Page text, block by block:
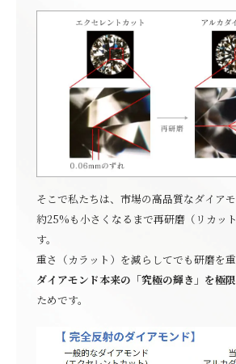
そこで私たちは、市場の高品質なダイア
約25%も小さくなるまで再研磨（リカッ
す。
重さ（カラット）を減らしてでも研磨を重
ダイアモンド本来の「究極の輝き」を極
ためです。